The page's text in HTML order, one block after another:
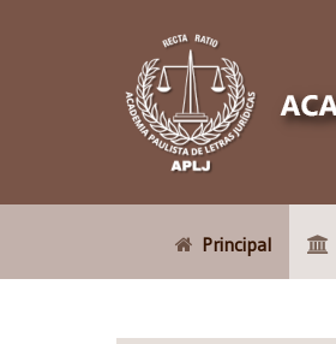
Principal